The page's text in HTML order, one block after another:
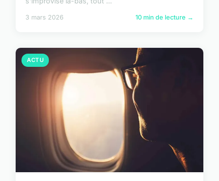
3 mars 2026 10 min de lecture →
ACTU